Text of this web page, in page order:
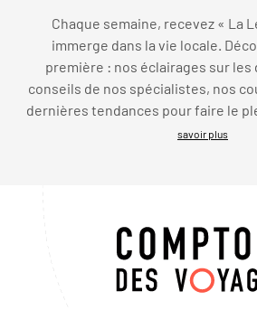
Chaque semaine, recevez « La
immerge dans la vie locale.
première : nos éclairages sur
conseils de nos spécialistes, nos
dernières tendances pour faire le
savoir plus